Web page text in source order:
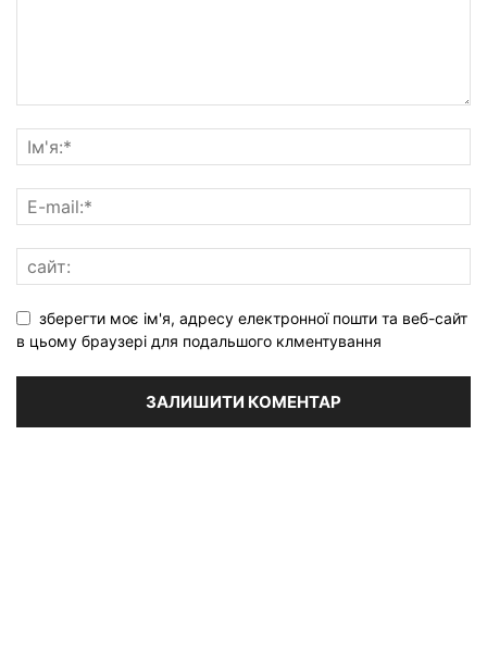
зберегти моє ім'я, адресу електронної пошти та веб-сайт
в цьому браузері для подальшого клментування